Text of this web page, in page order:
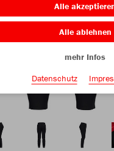
Alle
Alle ablehnen
mehr Infos
Datenschutz